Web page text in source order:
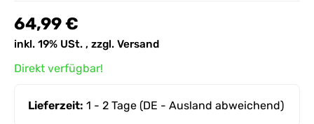
64,99 €
inkl. 19% USt. , zzgl. Versand
Direkt verfügbar!
Lieferzeit:1 - 2 Tage (DE - Ausland abweichend)